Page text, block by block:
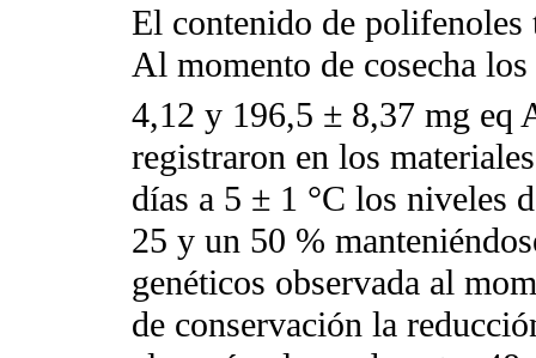
El contenido de polifenoles
Al momento de cosecha
4,12 y 196,5 ± 8,37 mg eq
registraron en los
días a 5 ± 1 °C los niveles
25 y un 50 %
genéticos observada al
de conservación la